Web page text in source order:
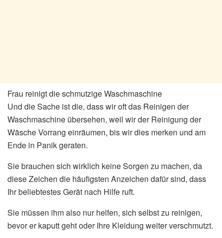
Frau reinigt die schmutzige Waschmaschine
Und die Sache ist die, dass wir oft das Reinigen der
Waschmaschine übersehen, weil wir der Reinigung der
Wäsche Vorrang einräumen, bis wir dies merken und am
Ende in Panik geraten.
Sie brauchen sich wirklich keine Sorgen zu machen, da
diese Zeichen die häufigsten Anzeichen dafür sind, dass
Ihr beliebtestes Gerät nach Hilfe ruft.
Sie müssen ihm also nur helfen, sich selbst zu reinigen,
bevor er kaputt geht oder Ihre Kleidung weiter verschmutzt.